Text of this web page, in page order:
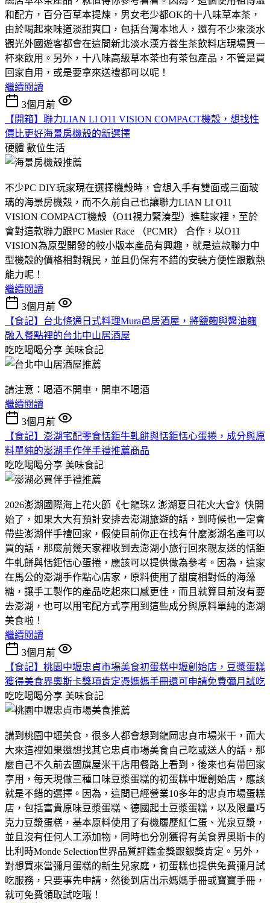
和配方，百分百草本提煉，男女老少都OK的十八味草本茶，
由於喝起來味道淡甜爽口，包括台灣本地人，還有不少來淡水
觀光外國遊客都會在這間新北淡水漢方養生茶飲料店現場買一
杯來飲用。另外，十八味高級草本茶也有茶包產品，不管是買
回家自用，或是要拿來送禮都可以呢！
繼續閱讀
3個月前
【開箱】聯力LIAN LI O11 VISION COMPACT機殼，想找性
價比更好海景房機殼的新選擇
硬體 數位生活
不少PC DIY玩家現在選擇機殼時，會想入手有雙面或三面玻
璃的海景房機殼，而不久前自己也讓聯力LIAN LI O11
VISION COMPACT機殼（O11視力緊湊型）進駐家裡，至於
會對這款聯力跟PC Master Race （PCMR） 合作，以O11
VISION為原型開發的較小版本產品有興趣，就是這款聯力中
型機殼的價格相對親民，並且仍保有不錯的安裝方便性跟散熱
能力呢！
繼續閱讀
3個月前
【食記】台北條通日式料理Mura邑居酒屋，將鹽麴與醬油麴
融入餐點裡的台北中山居酒屋
吃吃喝喝分享 美味食記
請注意：喝酒不開車，開車不喝酒
繼續閱讀
3個月前
【食記】澎湖宅配零食恬鉅牛軋餅與恬鉅恬心蛋捲，成分與原
料單純的澎湖手作伴手禮推薦商品
吃吃喝喝分享 美味食記
2026澎湖國際海上花火節《七龍珠Z 澎湖夏日花火大會》快開
始了，如果大大有預計安排去澎湖旅遊的話，到時候也一定會
帶些澎湖伴手禮回家，假使目前你正在找有什麼澎湖名產可以
買的話，那麼前幾天家裡收到去澎湖小旅行回來親友送的恬鉅
牛軋餅與恬鉅恬心蛋捲，應該可以提供做為參考。因為，這家
在馬公的澎湖手作點心店家，原料使用了甜度相對低的海藻
糖，讓手工製作的產品吃起來口感更佳，而且就算目前沒有要
去澎湖，也可以用宅配方式享用到這些成分與原料單純的澎湖
美食啦！
繼續閱讀
3個月前
【食記】桃園中壢忠貞市場美食初蛋糕中壢創始店，豆漿蛋糕
獲得美食界奧斯卡獎項肯定憑媽媽手冊還可申請免費彌月試吃
吃吃喝喝分享 美味食記
講到桃園中壢美食，很多人都會想到龍岡忠貞市場米干，而大
大來這裡如果還想找其它忠貞市場美食自己吃或送人的話，那
麼自己不久前去國旗屋米干店用餐路上看到，後來也有帶回家
享用，每天現做三種口味豆漿蛋糕的初蛋糕中壢創始店，應該
就是不錯的選擇。因為，這間已經營業10多年的忠貞市場蛋糕
店，包括富貴原味豆漿蛋糕、德國起士豆漿蛋糕，以及限量巧
克力豆漿蛋糕，基本原料使用了有機履歷紅仁蛋、光泉豆漿，
並且沒有任何人工添加物，同時也分別獲得有美食界奧斯卡的
比利時Monde Selection世界品質評鑑金獎跟銀獎肯定。另外，
對想買來當彌月蛋糕的新生兒家庭，初蛋糕也提供免費彌月試
吃服務，只要事先申請，然後到店出示媽媽手冊或寶寶手冊，
就可免費領取試吃哦！